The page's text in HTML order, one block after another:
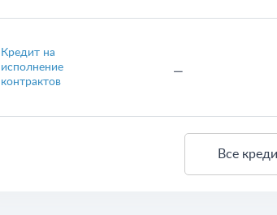
Кредит на
исполнение
контрактов
—
Все